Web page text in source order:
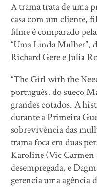
A trama trata de uma
casa com um cliente,
filme é comparado
“Uma Linda Mulher”,
Richard Gere e Julia
“The Girl with the
português, do sueco
grandes cotados. A
durante a Primeira
sobrevivência das
trama foca em duas
Karoline (Vic Carmen
desempregada, e
gerencia uma agência